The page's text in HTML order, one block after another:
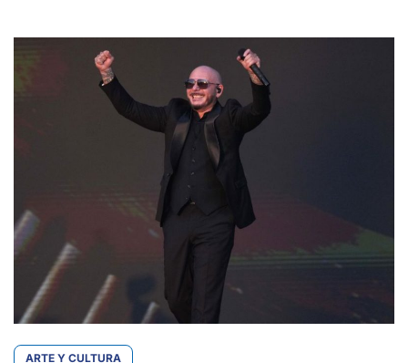
ARTE Y CULTURA